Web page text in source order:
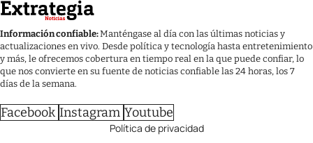
Información confiable:Manténgase al día con las últimas noticias y
actualizaciones en vivo. Desde política y tecnología hasta entretenimiento
y más, le ofrecemos cobertura en tiempo real en la que puede confiar, lo
que nos convierte en su fuente de noticias confiable las 24 horas, los 7
días de la semana.
Facebook Instagram Youtube
Política de privacidad